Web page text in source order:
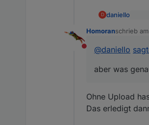
D daniello
in
Nicht stören
Homoranschrieb am
zuletzt
@daniello
aber was
Ohne Upload
Das erledigt